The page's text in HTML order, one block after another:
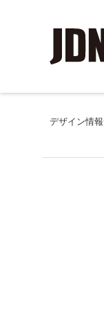
デザイン情